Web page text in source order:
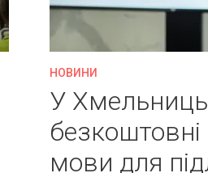
НОВИНИ
У
безкоштовні
мови для